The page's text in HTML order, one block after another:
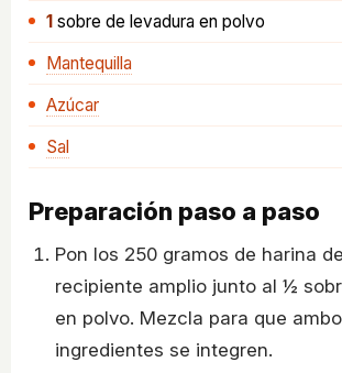
1 sobre de levadura en polvo
Mantequilla
Azúcar
Sal
Preparación paso a paso
Pon los 250 gramos de harina
recipiente amplio junto al ½
en polvo. Mezcla para que
ingredientes se integren.